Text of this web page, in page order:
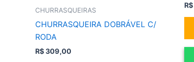
CHURRASQUEIRAS
CHURRASQUEIRA DOBRÁVEL C/
RODA
R$309,00
R$